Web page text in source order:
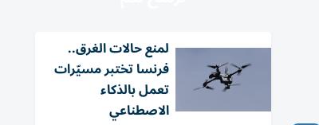
لمنع حالات الغرق..
فرنسا تختبر مسيّرات
تعمل بالذكاء
الاصطناعي